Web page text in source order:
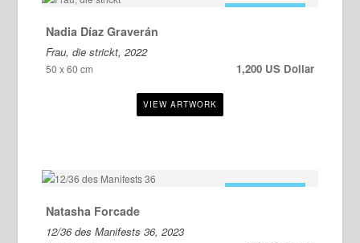
Nadia Díaz Graverán
Frau, die strickt, 2022
50 x 60 cm 1,200 US Dollar
Natasha Forcade
12/36 des Manifests 36, 2023